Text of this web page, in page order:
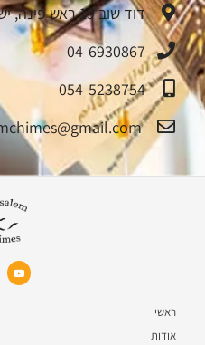
דוד שוב 19 ראש פינה, ישראל.
04-6930867
054-5238754
jerusalemchimes@gmail.com‏
ראשי
אודות